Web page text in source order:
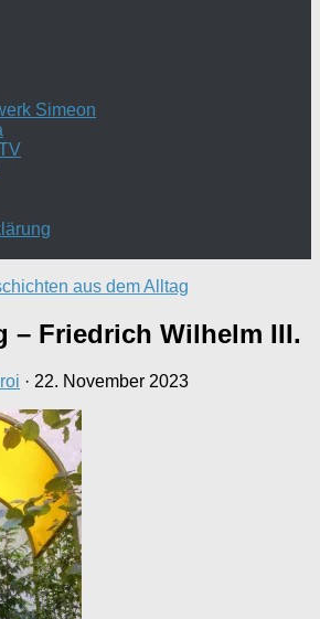
Simeon
aus dem Alltag
– Friedrich Wilhelm III.
· 22. November 2023